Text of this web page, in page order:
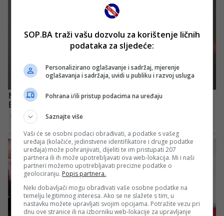
SOP.BA traži vašu dozvolu za korištenje ličnih
podataka za sljedeće:
Personalizirano oglašavanje i sadržaj, mjerenje
oglašavanja i sadržaja, uvidi u publiku i razvoj usluga
Pohrana i/ili pristup podacima na uređaju
Saznajte više
Vaši će se osobni podaci obrađivati, a podatke s vašeg
uređaja (kolačiće, jedinstvene identifikatore i druge podatke
uređaja) može pohranjivati, dijeliti te im pristupati 207
partnera ili ih može upotrebljavati ova web-lokacija. Mi i naši
partneri možemo upotrebljavati precizne podatke o
geolociranju. Popis partnera.
Neki dobavljači mogu obrađivati vaše osobne podatke na
temelju legitimnog interesa. Ako se ne slažete s tim, u
nastavku možete upravljati svojim opcijama. Potražite vezu pri
dnu ove stranice ili na izborniku web-lokacije za upravljanje